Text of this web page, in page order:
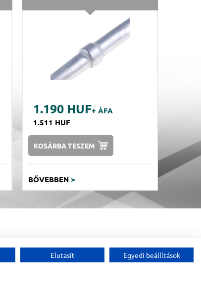
1.190 HUF+ ÁFA
1.511 HUF
KOSÁRBA TESZEM
BŐVEBBEN >
www.lapanthera.hu
Elutasít Egyedi beállítások